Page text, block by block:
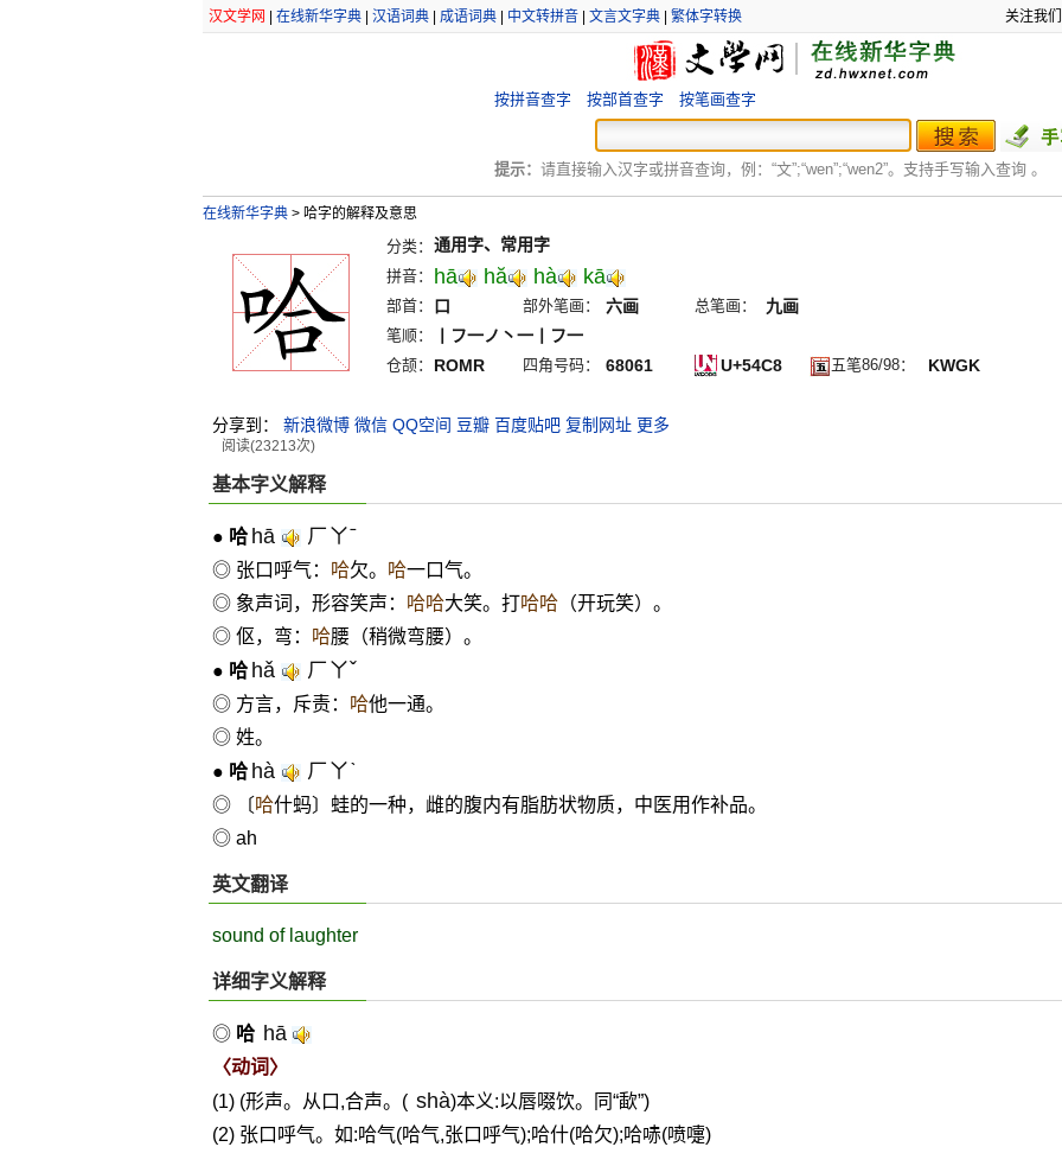
汉文学网 在线新华字典| 汉语词典| 成语词典| 中文转拼音| 文言文字典| 繁体字转换 关注我
按拼音查字 按部首查字 按笔画查字
提示： 请直接输入汉字或拼音查询，例：“文”;“wen”;“wen2”。支持手写输入查询 。
在线新华字典 >哈字的解释及意思
分类： 通用字、常用字
拼音： hā hă hà kā
部首： 口 部外笔画： 六画 总笔画： 九画
笔顺： 丨フ一ノ丶一丨フ一
仓颉： ROMR 四角号码： 68061 U+54C8 五笔86/98： KWGK
分享到： 新浪微博 微信 QQ空间 豆瓣 百度贴吧 复制网址 更多
阅读(23213次)
基本字义解释
● 哈 hā ㄏㄚˉ
◎ 张口呼气： 哈欠。 哈一口气。
◎ 象声词，形容笑声： 哈哈大笑。打哈哈（开玩笑）。
◎ 伛，弯： 哈腰（稍微弯腰）。
● 哈 hǎ ㄏㄚˇ
◎ 方言，斥责： 哈他一通。
◎ 姓。
● 哈 hà ㄏㄚˋ
◎ 〔哈什蚂〕蛙的一种，雌的腹内有脂肪状物质，中医用作补品。
◎ ah
英文翻译
sound of laughter
详细字义解释
◎ 哈 hā
〈动词〉
(1) (形声。从口,合声。( shà)本义:以唇啜饮。同“歃”)
(2) 张口呼气。如:哈气(哈气,张口呼气);哈什(哈欠);哈哧(喷嚏)